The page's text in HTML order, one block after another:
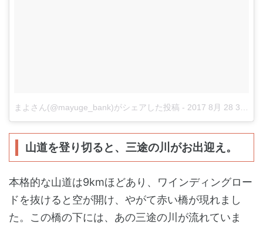
まよさん(@mayuge_bank)がシェアした投稿 - 2017 8月 28 3:40午前 PDT
山道を登り切ると、三途の川がお出迎え。
本格的な山道は9kmほどあり、ワインディングロー
ドを抜けると空が開け、やがて赤い橋が現れまし
た。この橋の下には、あの三途の川が流れていま